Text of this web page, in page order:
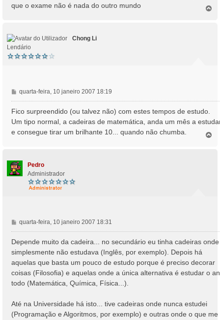
que o exame não é nada do outro mundo
Chong Li
Lendário
M
e
n
a
g
quarta-feira, 10 janeiro 2007 18:19
Fico surpreendido (ou talvez não) com estes tempos de estudo.
Um tipo normal, a cadeiras de matemática, anda um mês a
e consegue tirar um brilhante 10... quando não chumba.
Pedro
Administrador
M
e
n
g
e
m
quarta-feira, 10 janeiro 2007 18:31
Depende muito da cadeira... no secundário eu tinha cadeiras onde
simplesmente não estudava (Inglês, por exemplo). Depois há
aquelas que basta um pouco de estudo porque é preciso decorar
coisas (Filosofia) e aquelas onde a única alternativa é estudar o
todo (Matemática, Química, Física...).
Até na Universidade há isto... tive cadeiras onde nunca estudei
(Programação e Algoritmos, por exemplo) e outras onde o que me